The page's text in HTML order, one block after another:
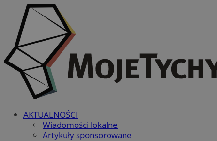
AKTUALNOŚCI
Wiadomości lokalne
Artykuły sponsorowane